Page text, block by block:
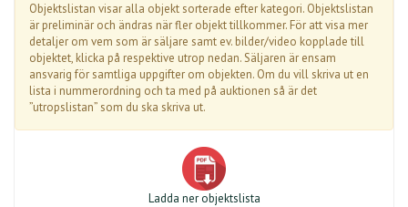
Objektslistan visar alla objekt sorterade efter kategori. Objektslistan
är preliminär och ändras när fler objekt tillkommer. För att visa mer
detaljer om vem som är säljare samt ev. bilder/video kopplade till
objektet, klicka på respektive utrop nedan. Säljaren är ensam
ansvarig för samtliga uppgifter om objekten. Om du vill skriva ut en
lista i nummerordning och ta med på auktionen så är det
”utropslistan” som du ska skriva ut.
Ladda ner objektslista